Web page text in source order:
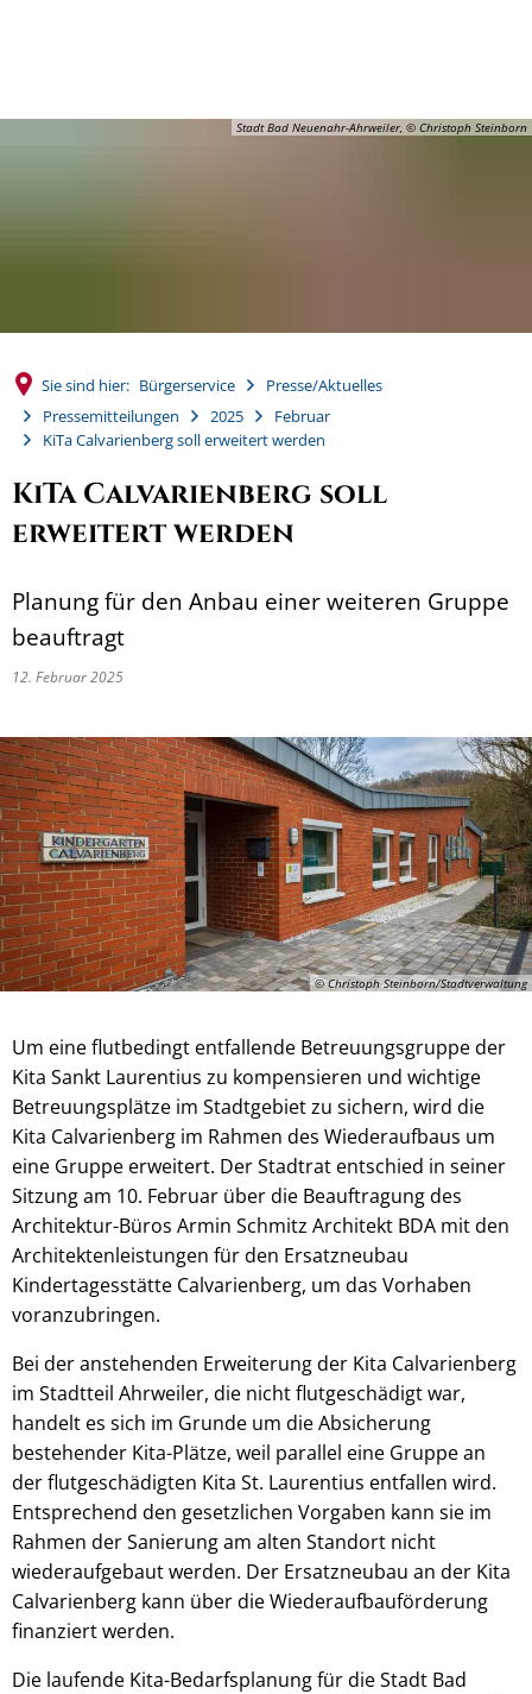
Stadt Bad Neuenahr-Ahrweiler, © Christoph Steinborn
Sie sind hier: Bürgerservice
Presse/Aktuelles
Pressemitteilungen
2025
Februar
KiTa Calvarienberg soll erweitert werden
KiTa Calvarienberg soll
erweitert werden
Planung für den Anbau einer weiteren Gruppe
beauftragt
12. Februar 2025
© Christoph Steinborn/Stadtverwaltung
Um eine flutbedingt entfallende Betreuungsgruppe der
Kita Sankt Laurentius zu kompensieren und wichtige
Betreuungsplätze im Stadtgebiet zu sichern, wird die
Kita Calvarienberg im Rahmen des Wiederaufbaus um
eine Gruppe erweitert. Der Stadtrat entschied in seiner
Sitzung am 10. Februar über die Beauftragung des
Architektur-Büros Armin Schmitz Architekt BDA mit den
Architektenleistungen für den Ersatzneubau
Kindertagesstätte Calvarienberg, um das Vorhaben
voranzubringen.
Bei der anstehenden Erweiterung der Kita Calvarienberg
im Stadtteil Ahrweiler, die nicht flutgeschädigt war,
handelt es sich im Grunde um die Absicherung
bestehender Kita-Plätze, weil parallel eine Gruppe an
der flutgeschädigten Kita St. Laurentius entfallen wird.
Entsprechend den gesetzlichen Vorgaben kann sie im
Rahmen der Sanierung am alten Standort nicht
wiederaufgebaut werden. Der Ersatzneubau an der Kita
Calvarienberg kann über die Wiederaufbauförderung
finanziert werden.
Die laufende Kita-Bedarfsplanung für die Stadt Bad